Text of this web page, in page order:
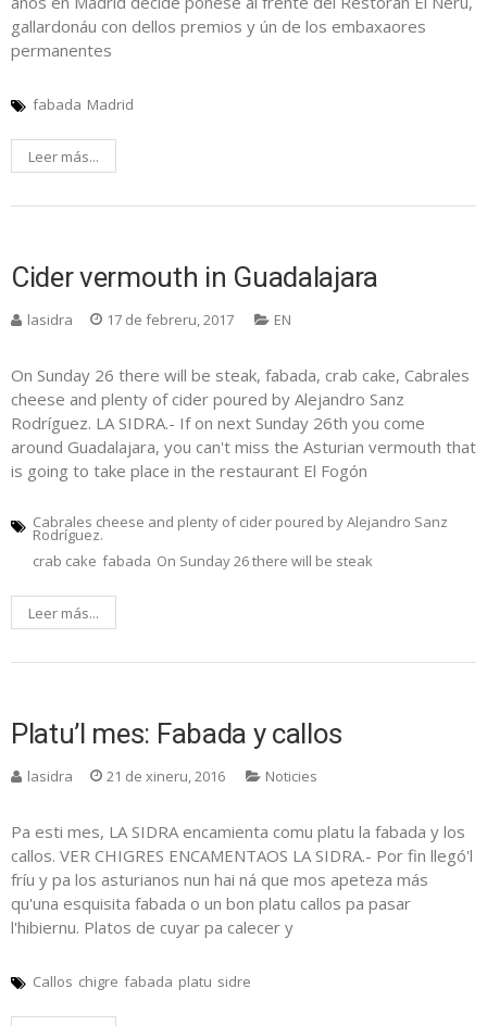
gallardonáu con dellos premios y ún de los embaxaores
permanentes
fabada Madrid
Leer más...
Cider vermouth in Guadalajara
lasidra 17 de febreru, 2017 EN
On Sunday 26 there will be steak, fabada, crab cake, Cabrales
cheese and plenty of cider poured by Alejandro Sanz
Rodríguez. LA SIDRA.- If on next Sunday 26th you come
around Guadalajara, you can't miss the Asturian vermouth that
is going to take place in the restaurant El Fogón
Cabrales cheese and plenty of cider poured by Alejandro Sanz
Rodríguez.
crab cake fabada On Sunday 26 there will be steak
Leer más...
Platu’l mes: Fabada y callos
lasidra 21 de xineru, 2016 Noticies
Pa esti mes, LA SIDRA encamienta comu platu la fabada y los
callos. VER CHIGRES ENCAMENTAOS LA SIDRA.- Por fin llegó'l
fríu y pa los asturianos nun hai ná que mos apeteza más
qu'una esquisita fabada o un bon platu callos pa pasar
l'hibiernu. Platos de cuyar pa calecer y
Callos chigre fabada platu sidre